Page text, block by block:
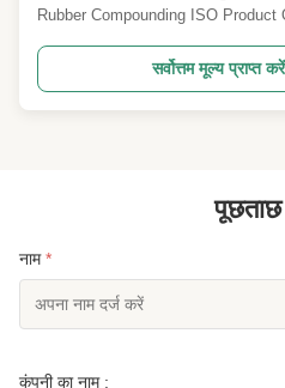
Rubber Compounding ISO Product
Mill for professional rubber
applications. This industrial mixing
for efficient processing of rubber
सर्वोत्तम मूल्य प्राप्त करें
नाम*
कंपनी का नाम :